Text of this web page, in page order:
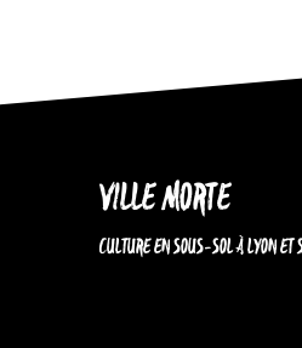
VILLE MORTE
CULTURE EN SOUS-SOL À LYON ET